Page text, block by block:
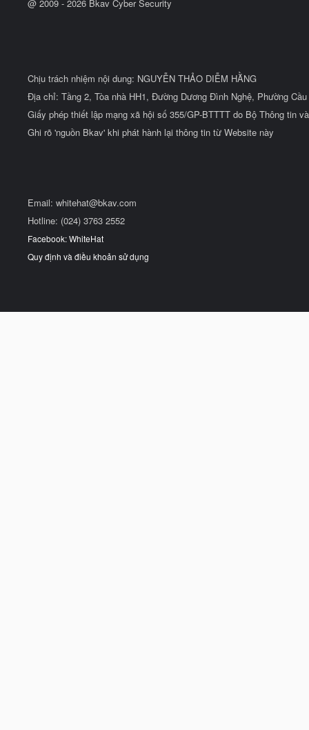
@ 2009 - 2026 Bkav Cyber Security
Chịu trách nhiệm nội dung: NGUYỄN THẢO DIỄM HẰNG
Địa chỉ: Tầng 2, Tòa nhà HH1, Đường Dương Đình Nghệ, Phường
Giấy phép thiết lập mạng xã hội số 355/GP-BTTTT do Bộ Thông tin
Ghi rõ 'nguồn Bkav' khi phát hành lại thông tin từ Website này
Email: whitehat@bkav.com
Hotline: (024) 3763 2552
Facebook: WhiteHat
Quy định và điều khoản sử dụng